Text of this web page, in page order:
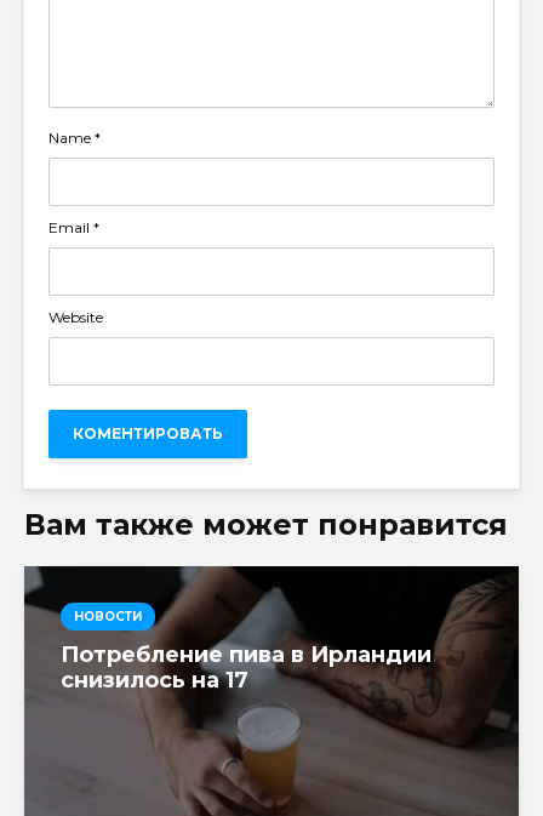
Name *
Email *
Website
Вам также может понравится
НОВОСТИ
Потребление пива в Ирландии
снизилось на 17